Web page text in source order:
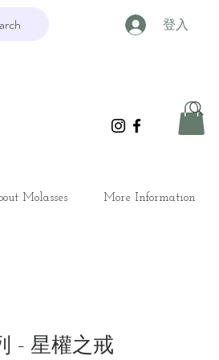
登入
Molasses More Information
- 星權之戒